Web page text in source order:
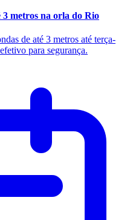
metros na orla do Rio
de até 3 metros até terça-
para segurança.